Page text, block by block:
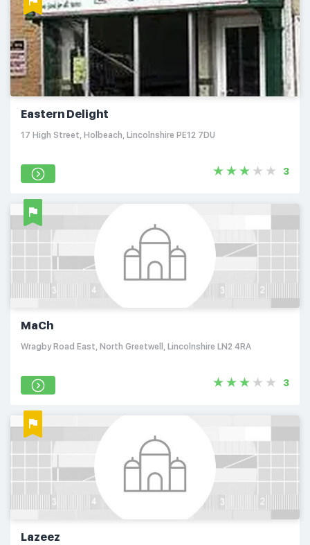
Eastern Delight
17 High Street, Holbeach, Lincolnshire PE12 7DU
3
MaCh
Wragby Road East, North Greetwell, Lincolnshire LN2 4RA
3
Lazeez